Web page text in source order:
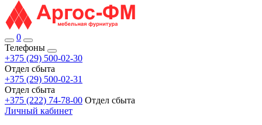
0
Телефоны
+375 (29) 500-02-30
Отдел сбыта
+375 (29) 500-02-31
Отдел сбыта
+375 (222) 74-78-00 Отдел сбыта
Личный кабинет